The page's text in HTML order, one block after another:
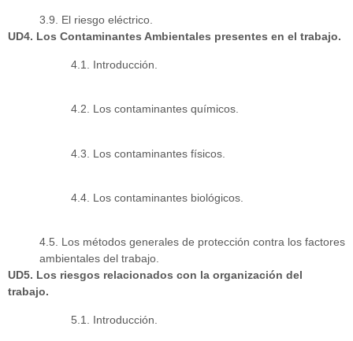
3.9. El riesgo eléctrico.
UD4. Los Contaminantes Ambientales presentes en el trabajo.
4.1. Introducción.
4.2. Los contaminantes químicos.
4.3. Los contaminantes físicos.
4.4. Los contaminantes biológicos.
4.5. Los métodos generales de protección contra los factores
ambientales del trabajo.
UD5. Los riesgos relacionados con la organización del
trabajo.
5.1. Introducción.